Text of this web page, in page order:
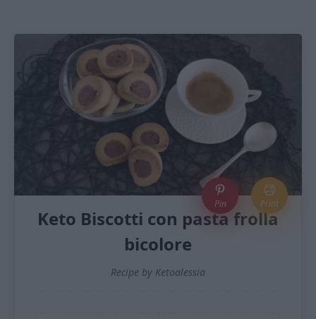
Pin Print
Keto Biscotti con pasta frolla
bicolore
Recipe by Ketoalessia